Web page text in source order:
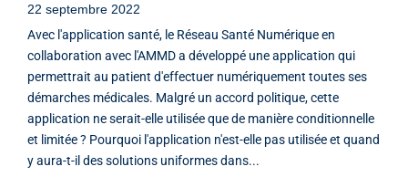
22 septembre 2022
Avec l'application santé, le Réseau Santé Numérique en
collaboration avec l'AMMD a développé une application qui
permettrait au patient d'effectuer numériquement toutes ses
démarches médicales. Malgré un accord politique, cette
application ne serait-elle utilisée que de manière conditionnelle
et limitée ? Pourquoi l'application n'est-elle pas utilisée et quand
y aura-t-il des solutions uniformes dans...